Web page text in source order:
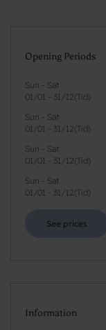
Opening Periods
Sun - Sat
01/01 - 31/12( Tid)
Sun - Sat
01/01 - 31/12( Tid)
Sun - Sat
01/01 - 31/12( Tid)
Sun - Sat
01/01 - 31/12( Tid)
See prices
Information